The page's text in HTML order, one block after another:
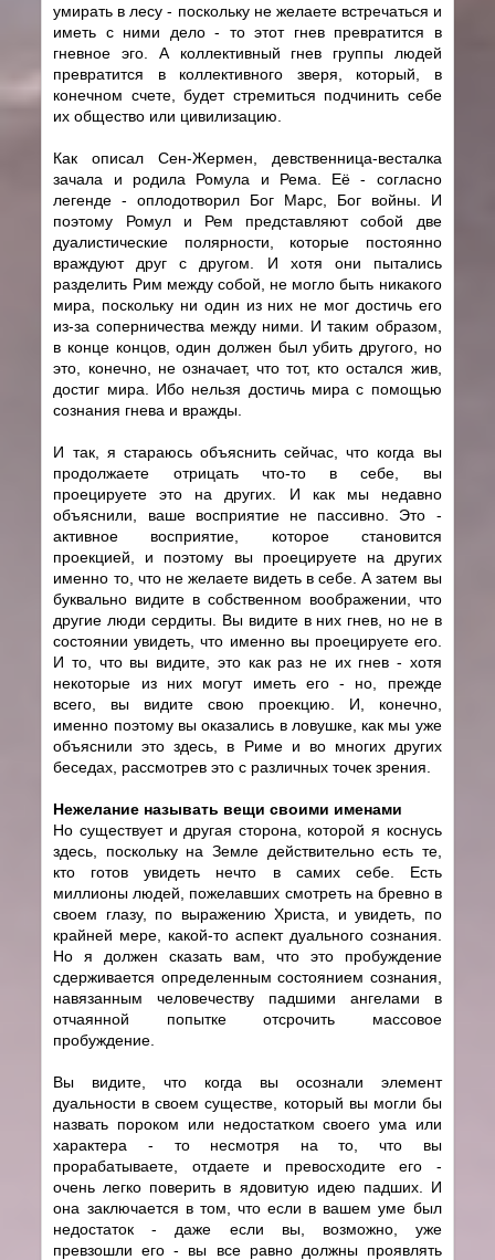
умирать в лесу - поскольку не желаете встречаться и
иметь с ними дело - то этот гнев превратится в
гневное эго. А коллективный гнев группы людей
превратится в коллективного зверя, который, в
конечном счете, будет стремиться подчинить себе
их общество или цивилизацию.
Как описал Сен-Жермен, девственница-весталка
зачала и родила Ромула и Рема. Её - согласно
легенде - оплодотворил Бог Марс, Бог войны. И
поэтому Ромул и Рем представляют собой две
дуалистические полярности, которые постоянно
враждуют друг с другом. И хотя они пытались
разделить Рим между собой, не могло быть никакого
мира, поскольку ни один из них не мог достичь его
из-за соперничества между ними. И таким образом,
в конце концов, один должен был убить другого, но
это, конечно, не означает, что тот, кто остался жив,
достиг мира. Ибо нельзя достичь мира с помощью
сознания гнева и вражды.
И так, я стараюсь объяснить сейчас, что когда вы
продолжаете отрицать что-то в себе, вы
проецируете это на других. И как мы недавно
объяснили, ваше восприятие не пассивно. Это -
активное восприятие, которое становится
проекцией, и поэтому вы проецируете на других
именно то, что не желаете видеть в себе. А затем вы
буквально видите в собственном воображении, что
другие люди сердиты. Вы видите в них гнев, но не в
состоянии увидеть, что именно вы проецируете его.
И то, что вы видите, это как раз не их гнев - хотя
некоторые из них могут иметь его - но, прежде
всего, вы видите свою проекцию. И, конечно,
именно поэтому вы оказались в ловушке, как мы уже
объяснили это здесь, в Риме и во многих других
беседах, рассмотрев это с различных точек зрения.
Нежелание называть вещи своими именами
Но существует и другая сторона, которой я коснусь
здесь, поскольку на Земле действительно есть те,
кто готов увидеть нечто в самих себе. Есть
миллионы людей, пожелавших смотреть на бревно в
своем глазу, по выражению Христа, и увидеть, по
крайней мере, какой-то аспект дуального сознания.
Но я должен сказать вам, что это пробуждение
сдерживается определенным состоянием сознания,
навязанным человечеству падшими ангелами в
отчаянной попытке отсрочить массовое
пробуждение.
Вы видите, что когда вы осознали элемент
дуальности в своем существе, который вы могли бы
назвать пороком или недостатком своего ума или
характера - то несмотря на то, что вы
прорабатываете, отдаете и превосходите его -
очень легко поверить в ядовитую идею падших. И
она заключается в том, что если в вашем уме был
недостаток - даже если вы, возможно, уже
превзошли его - вы все равно должны проявлять